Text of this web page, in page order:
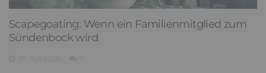
Scapegoating: Wenn ein Familienmitglied zum
Sündenbock wird